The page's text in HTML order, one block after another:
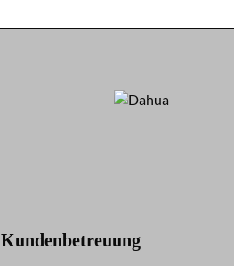
Kundenbetreuung